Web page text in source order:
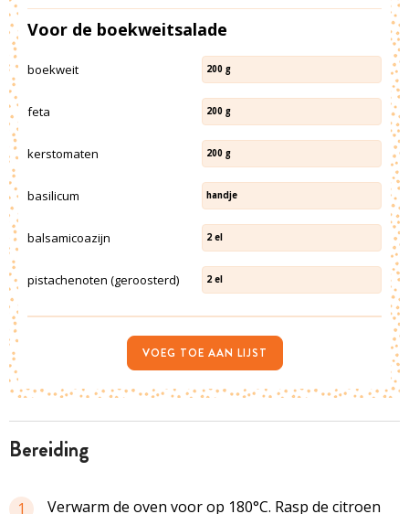
bereiding
1 Verwarm de oven voor op 180°C. Rasp de citroen
Voor de boekweitsalade
boekweit 200 g
feta 200 g
kerstomaten 200 g
basilicum handje
balsamicoazijn 2 el
pistachenoten (geroosterd) 2 el
VOEG TOE AAN LIJST